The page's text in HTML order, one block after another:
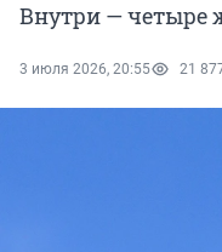
Внутри — четыре
3 июля 2026, 20:55 21